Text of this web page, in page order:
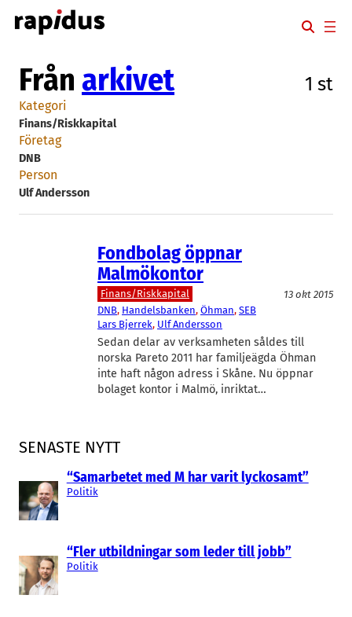
Hoppa
till
SENASTE NYTT
“Samarbetet med M har varit lyckosamt”
Politik
“Fler utbildningar som leder till jobb”
Politik
Från arkivet 1 st
Kategori
Finans/Riskkapital
Företag
DNB
Person
Ulf Andersson
Fondbolag öppnar
Malmökontor
Finans/Riskkapital
13 okt 2015
DNB, Handelsbanken, Öhman, SEB
Lars Bjerrek, Ulf Andersson
Sedan delar av verksamheten såldes till
norska Pareto 2011 har familjeägda Öhman
inte haft någon adress i Skåne. Nu öppnar
bolaget kontor i Malmö, inriktat…